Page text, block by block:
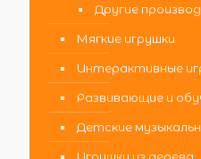
Другие
Мягкие игрушки
Интерактивные
Развивающие и
Детские
Игрушки из дерева